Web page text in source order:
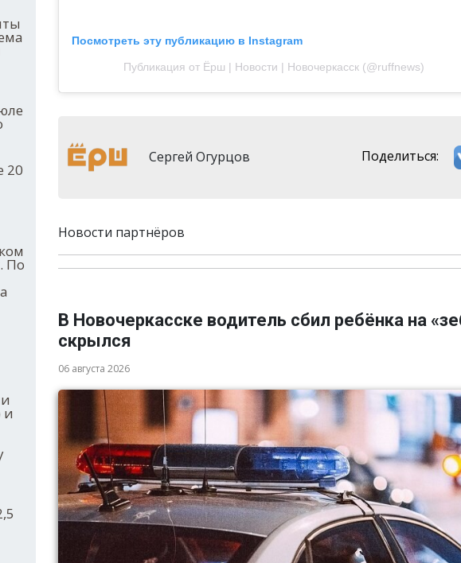
20
По
и
Посмотреть эту публикацию в Instagram
Публикация от Ёрш | Новости | Новочеркасск (@ruffnews)
Сергей Огурцов Поделиться:
Новости партнёров
В Новочеркасске водитель сбил ребёнка на
скрылся
06 августа 2026